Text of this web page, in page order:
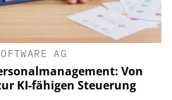
AG
Von
KI-fähigen Steuerung